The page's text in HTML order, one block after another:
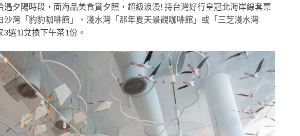
夕陽時段，面海品美食賞夕照，超級浪漫! 持台灣好行皇冠北海岸線套票
沙灣「豹豹咖啡館」、淺水灣「那年夏天景觀咖啡館」或「三芝淺水灣
3選1)兌換下午茶1份。